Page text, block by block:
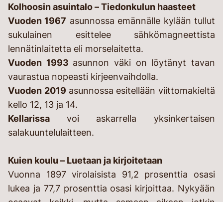
Kolhoosin asuintalo – Tiedonkulun haasteet
Vuoden 1967 asunnossa emännälle kylään tullut
sukulainen esittelee sähkömagneettista
lennätinlaitetta eli morselaitetta.
Vuoden 1993 asunnon väki on löytänyt tavan
vaurastua nopeasti kirjeenvaihdolla.
Vuoden 2019 asunnossa esitellään viittomakieltä
kello 12, 13 ja 14.
Kellarissa voi askarrella yksinkertaisen
salakuuntelulaitteen.
Kuien koulu – Luetaan ja kirjoitetaan
Vuonna 1897 virolaisista 91,2 prosenttia osasi
lukea ja 77,7 prosenttia osasi kirjoittaa. Nykyään